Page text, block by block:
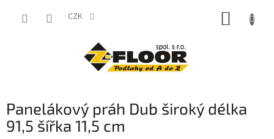
CZK
Panelákový práh Dub široký délka
91,5 šířka 11,5 cm